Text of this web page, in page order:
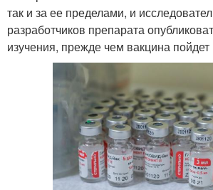
так и за ее пределами, и
разработчиков препарата
изучения, прежде чем вакцина